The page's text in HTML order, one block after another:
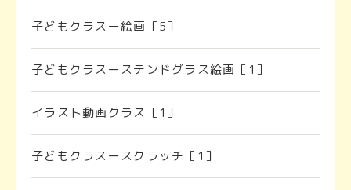
子どもクラスー絵画［5］
子どもクラスーステンドグラス絵画［1］
イラスト動画クラス［1］
子どもクラスースクラッチ［1］